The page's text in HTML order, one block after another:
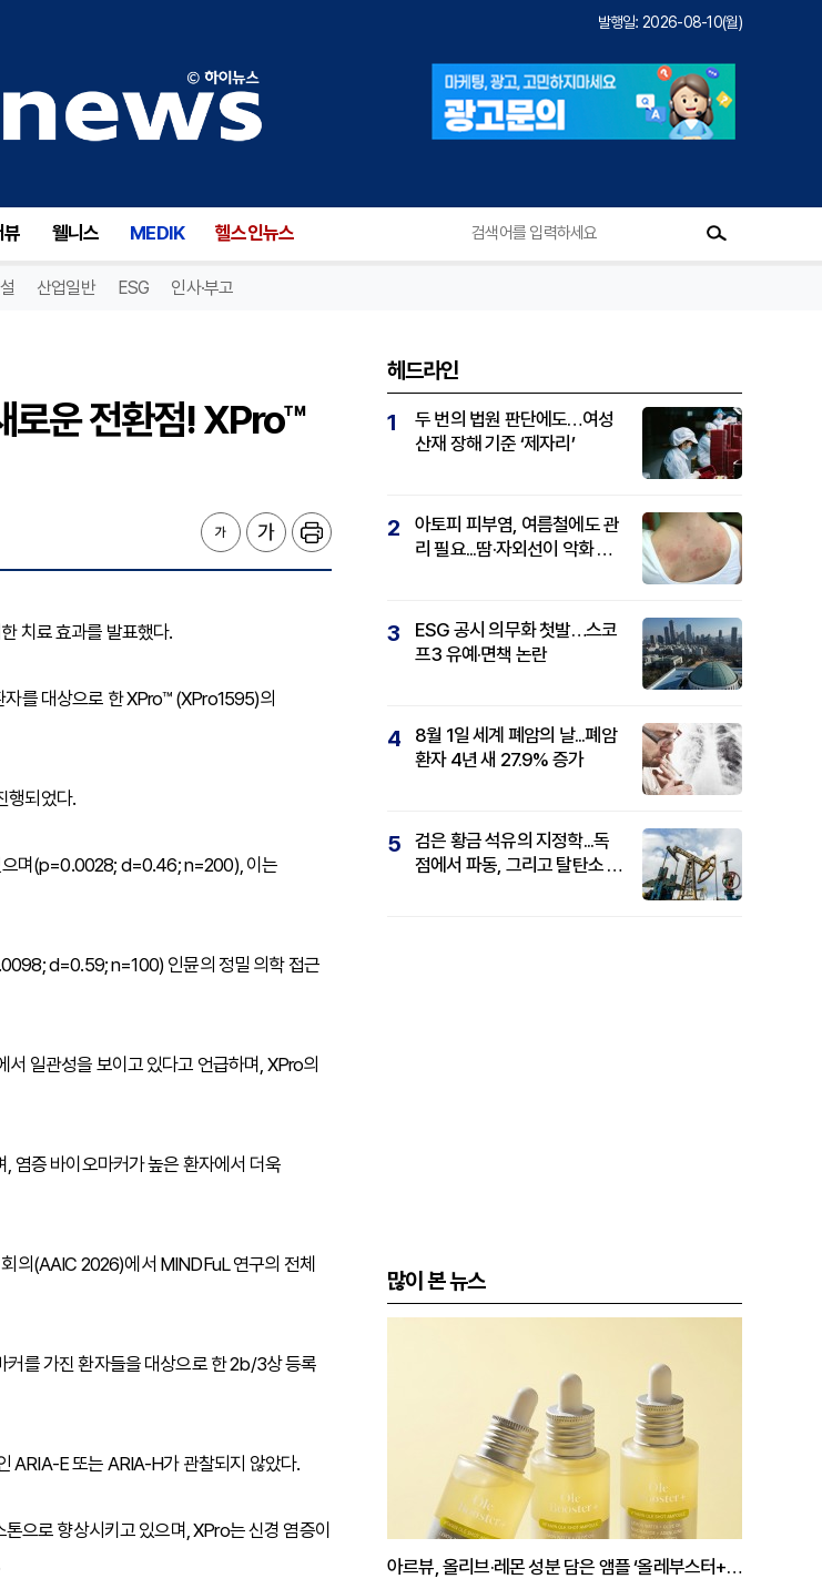
발행일: 2026-08-10(월)
뷰 웰니스 MEDIK 헬스인뉴스
산업일반 ESG 인사·부고
로운 전환점! XPro™
치료 효과를 발표했다.
를 대상으로 한 XPro™ (XPro1595)의
행되었다.
으며(p=0.0028; d=0.46; n=200), 이는
d=0.59; n=100) 인뮨의 정밀 의학 접근
일관성을 보이고 있다고 언급하며, XPro의
염증 바이오마커가 높은 환자에서 더욱
의(AAIC 2026)에서 MINDFuL 연구의 전체
를 가진 환자들을 대상으로 한 2b/3상 등록
ARIA-E 또는 ARIA-H가 관찰되지 않았다.
으로 향상시키고 있으며, XPro는 신경 염증이
헤드라인
1
두 번의 법원 판단에도…여성
산재 장해 기준 ‘제자리’
2
아토피 피부염, 여름철에도 관
리 필요...땀·자외선이 악화 요
3
ESG 공시 의무화 첫발…스코
프3 유예·면책 논란
4
8월 1일 세계 폐암의 날...폐암
환자 4년 새 27.9% 증가
5
검은 황금 석유의 지정학...독
점에서 파동, 그리고 탈탄소 패
많이 본 뉴스
아르뷰, 올리브·레몬 성분 담은 앰플 ‘올레부스터+’ 출시